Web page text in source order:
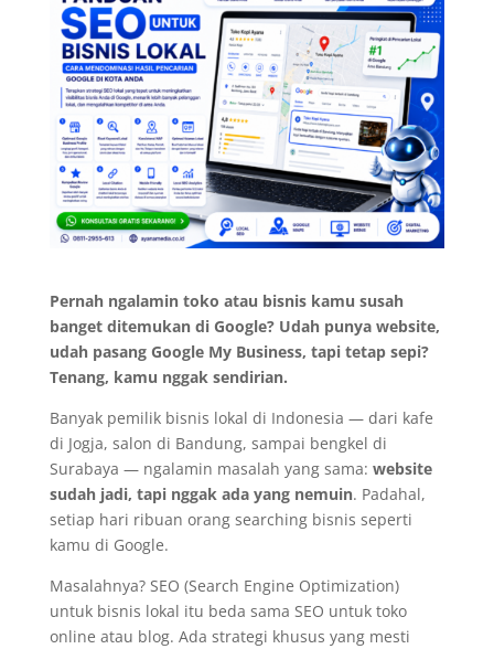
Pernah ngalamin toko atau bisnis kamu susah
banget ditemukan di Google? Udah punya website,
udah pasang Google My Business, tapi tetap sepi?
Tenang, kamu nggak sendirian.
Banyak pemilik bisnis lokal di Indonesia — dari kafe
di Jogja, salon di Bandung, sampai bengkel di
Surabaya — ngalamin masalah yang sama: website
sudah jadi, tapi nggak ada yang nemuin. Padahal,
setiap hari ribuan orang searching bisnis seperti
kamu di Google.
Masalahnya? SEO (Search Engine Optimization)
untuk bisnis lokal itu beda sama SEO untuk toko
online atau blog. Ada strategi khusus yang mesti